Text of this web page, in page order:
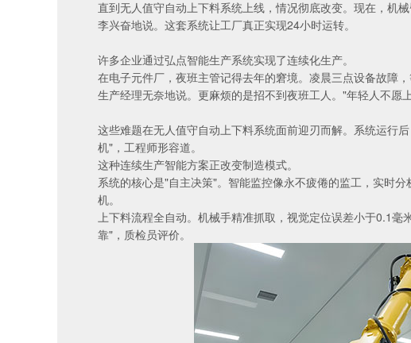
直到无人值守自动上下料系统上线，情况彻底改变。现在，机
李兴奋地说。这套系统让工厂真正实现24小时运转。
许多企业通过弘点智能生产系统实现了连续化生产。
在电子元件厂，夜班主管记得去年的窘境。凌晨三点设备故障
生产经理无奈地说。更麻烦的是招不到夜班工人。"年轻人不愿
这些难题在无人值守自动上下料系统面前迎刃而解。系统运行
机"，工程师形容道。
这种连续生产智能方案正改变制造模式。
系统的核心是"自主决策"。智能监控像永不疲倦的监工，实时
机。
上下料流程全自动。机械手精准抓取，视觉定位误差小于0.1
靠"，质检员评价。